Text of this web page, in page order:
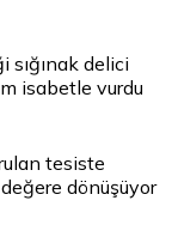
sığınak delici
isabetle vurdu
tesiste
dönüşüyor